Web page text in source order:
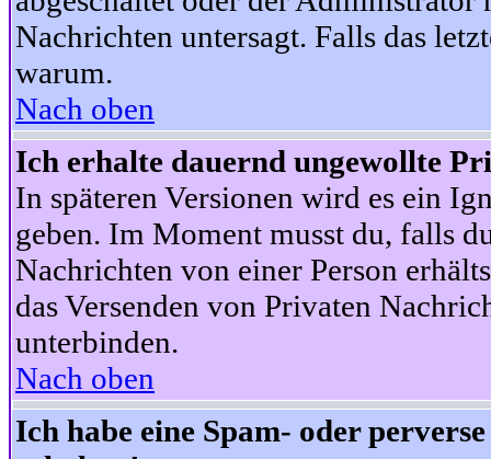
Nachrichten untersagt. Falls das
warum.
Nach oben
Ich erhalte dauernd ungewollte
In späteren Versionen wird es ein
geben. Im Moment musst du, falls
Nachrichten von einer Person
das Versenden von Privaten
unterbinden.
Nach oben
Ich habe eine Spam- oder